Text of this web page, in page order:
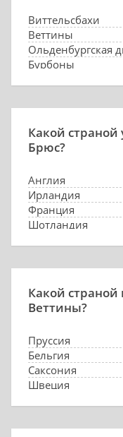
Виттельсбахи
Веттины
Ольденбургская
Бурбоны
Какой страной
Брюс?
Англия
Ирландия
Франция
Шотландия
Какой
Веттины?
Пруссия
Бельгия
Саксония
Швеция